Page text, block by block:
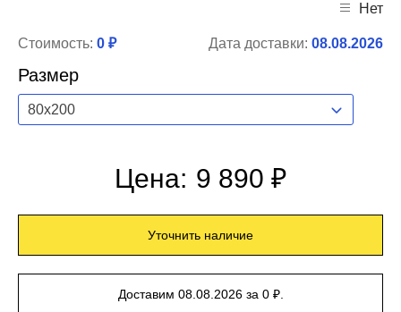
Нет
Стоимость: 0 ₽ Дата доставки: 08.08.2026
Размер
80x200
Цена: 9 890 ₽
Уточнить наличие
Доставим 08.08.2026 за 0 ₽.